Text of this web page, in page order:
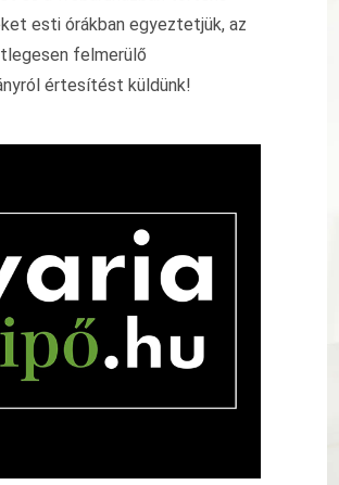
esti órákban egyeztetjük, az
felmerülő
értesítést küldünk!